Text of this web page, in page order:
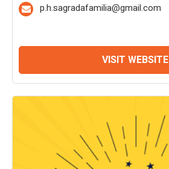
p.h.sagradafamilia@gmail.com
VISIT WEBSITE